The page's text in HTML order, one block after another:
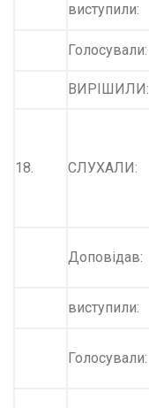
виступили:
Голосували:
ВИРІШИЛИ:
18. СЛУХАЛИ:
Доповідав:
виступили:
Голосували: